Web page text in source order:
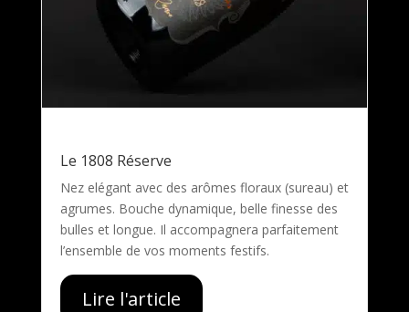
Le 1808 Réserve
Nez elégant avec des arômes floraux (sureau) et
agrumes. Bouche dynamique, belle finesse des
bulles et longue. Il accompagnera parfaitement
l’ensemble de vos moments festifs.
Lire l'article